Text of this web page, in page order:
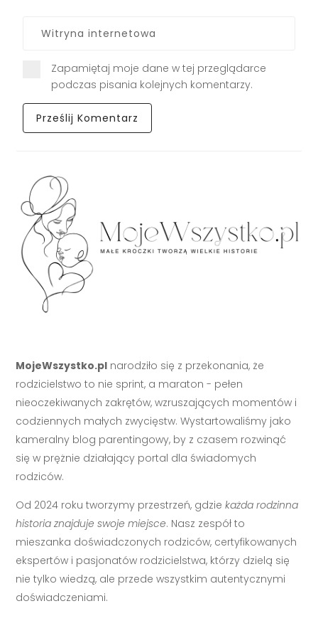
Zapamiętaj moje dane w tej przeglądarce
podczas pisania kolejnych komentarzy.
MojeWszystko.pl narodziło się z przekonania, że
rodzicielstwo to nie sprint, a maraton - pełen
nieoczekiwanych zakrętów, wzruszających momentów i
codziennych małych zwycięstw. Wystartowaliśmy jako
kameralny blog parentingowy, by z czasem rozwinąć
się w prężnie działający portal dla świadomych
rodziców.
Od 2024 roku tworzymy przestrzeń, gdziekażda rodzinna
historia znajduje swoje miejsce. Nasz zespół to
mieszanka doświadczonych rodziców, certyfikowanych
ekspertów i pasjonatów rodzicielstwa, którzy dzielą się
nie tylko wiedzą, ale przede wszystkim autentycznymi
doświadczeniami.